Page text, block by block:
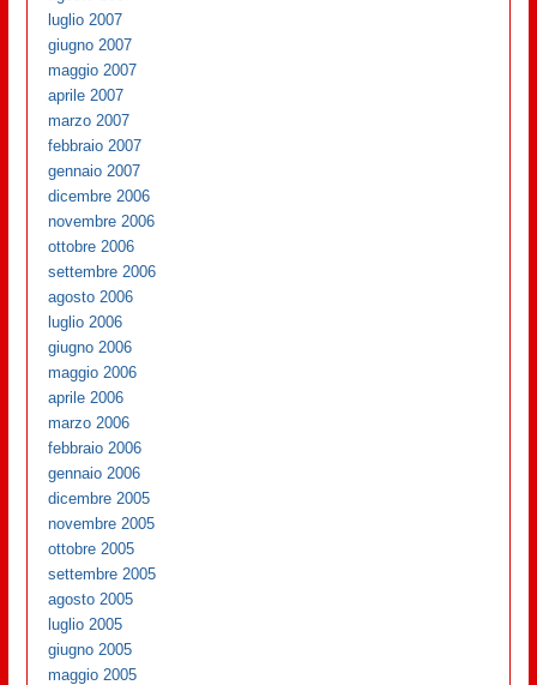
luglio 2007
giugno 2007
maggio 2007
aprile 2007
marzo 2007
febbraio 2007
gennaio 2007
dicembre 2006
novembre 2006
ottobre 2006
settembre 2006
agosto 2006
luglio 2006
giugno 2006
maggio 2006
aprile 2006
marzo 2006
febbraio 2006
gennaio 2006
dicembre 2005
novembre 2005
ottobre 2005
settembre 2005
agosto 2005
luglio 2005
giugno 2005
maggio 2005